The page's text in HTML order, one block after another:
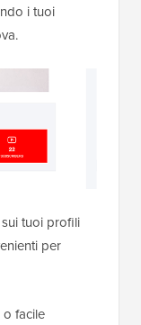
i tuoi
sui tuoi profili
per
facile